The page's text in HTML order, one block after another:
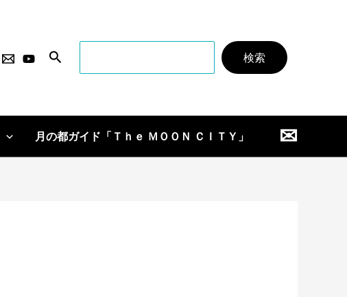
検
検索
月の都ガイド「Ｔｈｅ ＭＯＯＮ ＣＩＴＹ」 ✉